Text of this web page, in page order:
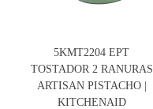
5KMT2204 EPT
TOSTADOR 2 RANURAS
ARTISAN PISTACHO |
KITCHENAID